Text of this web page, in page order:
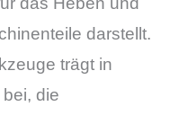
darstellt.
trägt in
die